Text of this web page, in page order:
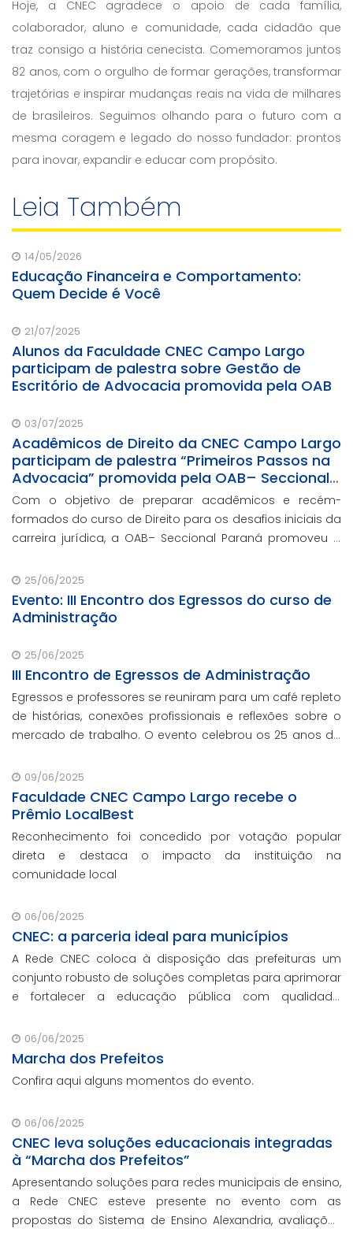
Hoje, a CNEC agradece o apoio de cada família,
colaborador, aluno e comunidade, cada cidadão que
traz consigo a história cenecista. Comemoramos juntos
82 anos, com o orgulho de formar gerações, transformar
trajetórias e inspirar mudanças reais na vida de milhares
de brasileiros. Seguimos olhando para o futuro com a
mesma coragem e legado do nosso fundador: prontos
para inovar, expandir e educar com propósito.
Leia Também
14/05/2026
Educação Financeira e Comportamento:
Quem Decide é Você
21/07/2025
Alunos da Faculdade CNEC Campo Largo
participam de palestra sobre Gestão de
Escritório de Advocacia promovida pela OAB
03/07/2025
Acadêmicos de Direito da CNEC Campo Largo
participam de palestra “Primeiros Passos na
Advocacia” promovida pela OAB– Seccional
Paraná
Com o objetivo de preparar acadêmicos e recém-
formados do curso de Direito para os desafios iniciais da
carreira jurídica, a OAB– Seccional Paraná promoveu a
25/06/2025
Evento: III Encontro dos Egressos do curso de
Administração
25/06/2025
III Encontro de Egressos de Administração
Egressos e professores se reuniram para um café repleto
de histórias, conexões profissionais e reflexões sobre o
mercado de trabalho. O evento celebrou os 25 anos da
lançamento dos cursos semipresenciais pion
09/06/2025
Faculdade CNEC Campo Largo recebe o
Prêmio LocalBest
Reconhecimento foi concedido por votação popular
direta e destaca o impacto da instituição na
comunidade local
06/06/2025
CNEC: a parceria ideal para municípios
A Rede CNEC coloca à disposição das prefeituras um
conjunto robusto de soluções completas para aprimorar
e fortalecer a educação pública com qualidade,
que não participaram da Marcha dos Prefeitos
06/06/2025
Marcha dos Prefeitos
Confira aqui alguns momentos do evento.
06/06/2025
CNEC leva soluções educacionais integradas
à “Marcha dos Prefeitos”
Apresentando soluções para redes municipais de ensino,
a Rede CNEC esteve presente no evento com as
propostas do Sistema de Ensino Alexandria, avaliações